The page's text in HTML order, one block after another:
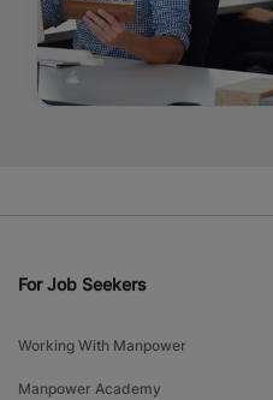
For Job Seekers
Working With Manpower
Manpower Academy